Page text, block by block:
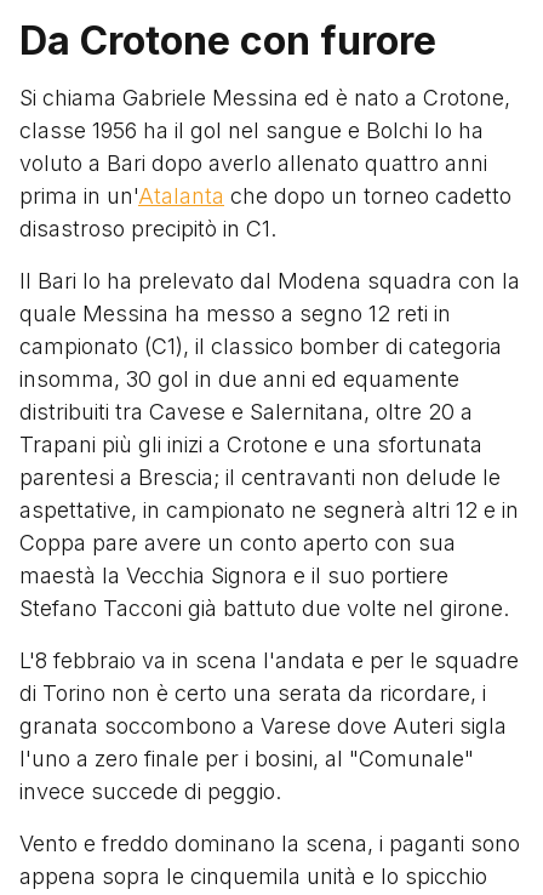
Da Crotone con furore
Si chiama Gabriele Messina ed è nato a Crotone,
classe 1956 ha il gol nel sangue e Bolchi lo ha
voluto a Bari dopo averlo allenato quattro anni
prima in un'Atalanta che dopo un torneo cadetto
disastroso precipitò in C1.
Il Bari lo ha prelevato dal Modena squadra con la
quale Messina ha messo a segno 12 reti in
campionato (C1), il classico bomber di categoria
insomma, 30 gol in due anni ed equamente
distribuiti tra Cavese e Salernitana, oltre 20 a
Trapani più gli inizi a Crotone e una sfortunata
parentesi a Brescia; il centravanti non delude le
aspettative, in campionato ne segnerà altri 12 e in
Coppa pare avere un conto aperto con sua
maestà la Vecchia Signora e il suo portiere
Stefano Tacconi già battuto due volte nel girone.
L'8 febbraio va in scena l'andata e per le squadre
di Torino non è certo una serata da ricordare, i
granata soccombono a Varese dove Auteri sigla
l'uno a zero finale per i bosini, al "Comunale"
invece succede di peggio.
Vento e freddo dominano la scena, i paganti sono
appena sopra le cinquemila unità e lo spicchio